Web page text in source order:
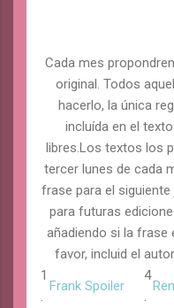
Cada mes
original. Todos
hacerlo, la única
incluída en el
libres.Los textos los
tercer lunes de cada
frase para el
para futuras
añadiendo si la frase
favor, incluid el
1
.
Frank Spoiler
4
.